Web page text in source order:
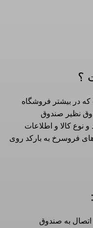
؟
که در بیشتر فروشگاه
نظیر صندوق
کالا و اطلاعات
فروسرخ به بارکد روی
اتصال به صندوق